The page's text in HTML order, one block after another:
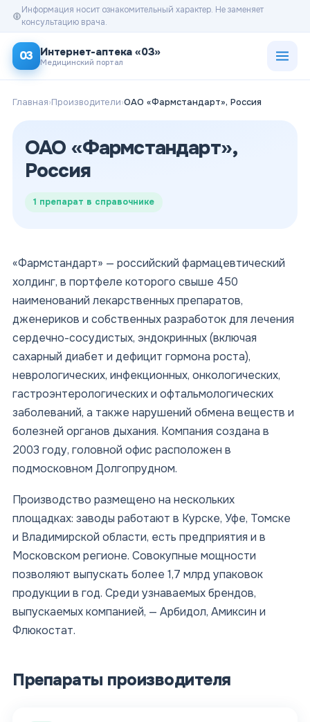
Информация носит ознакомительный характер. Не заменяет
консультацию врача.
03 Интернет-аптека «03»
Медицинский портал
Главная›Производители›ОАО «Фармстандарт», Россия
ОАО «Фармстандарт»,
Россия
1 препарат в справочнике
«Фармстандарт» — российский фармацевтический
холдинг, в портфеле которого свыше 450
наименований лекарственных препаратов,
дженериков и собственных разработок для лечения
сердечно-сосудистых, эндокринных (включая
сахарный диабет и дефицит гормона роста),
неврологических, инфекционных, онкологических,
гастроэнтерологических и офтальмологических
заболеваний, а также нарушений обмена веществ и
болезней органов дыхания. Компания создана в
2003 году, головной офис расположен в
подмосковном Долгопрудном.
Производство размещено на нескольких
площадках: заводы работают в Курске, Уфе, Томске
и Владимирской области, есть предприятия и в
Московском регионе. Совокупные мощности
позволяют выпускать более 1,7 млрд упаковок
продукции в год. Среди узнаваемых брендов,
выпускаемых компанией, — Арбидол, Амиксин и
Флюкостат.
Препараты производителя